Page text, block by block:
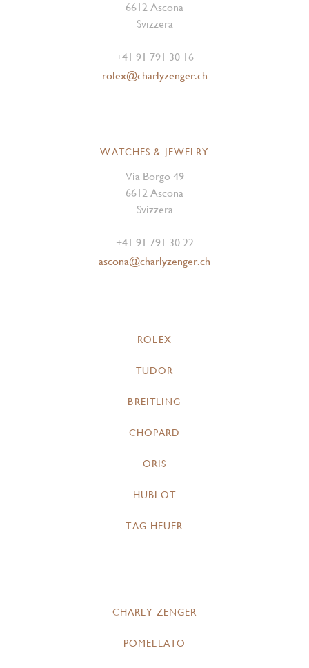
6612 Ascona
Svizzera
+41 91 791 30 16
rolex@charlyzenger.ch
WATCHES & JEWELRY
Via Borgo 49
6612 Ascona
Svizzera
+41 91 791 30 22
ascona@charlyzenger.ch
ROLEX
TUDOR
BREITLING
CHOPARD
ORIS
HUBLOT
TAG HEUER
CHARLY ZENGER
POMELLATO